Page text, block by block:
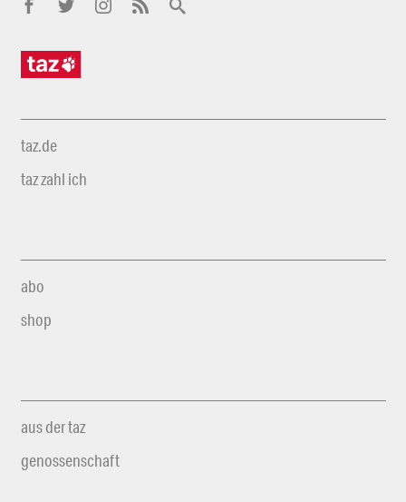
taz.de
taz zahl ich
abo
shop
aus der taz
genossenschaft